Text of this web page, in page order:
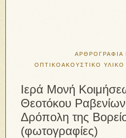
ΑΡΘΡΟΓΡΑΦΙΑ
ΟΠΤΙΚΟΑΚΟΥΣΤΙΚΟ ΥΛΙΚΟ
Ιερά Μονή
Θεοτόκου
Δρόπολη της
(φωτογραφίες)